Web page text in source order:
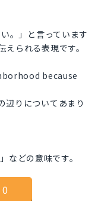
。」と言っています
られる表現です。
because
辺りについてあまり
どの意味です。
0